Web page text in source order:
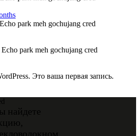
park meh gochujang cred
park meh gochujang cred
Это ваша первая запись.
найдете